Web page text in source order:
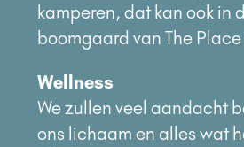
kamperen, dat kan ook in
boomgaard van The Place
Wellness
We zullen veel aandacht
ons lichaam en alles wat